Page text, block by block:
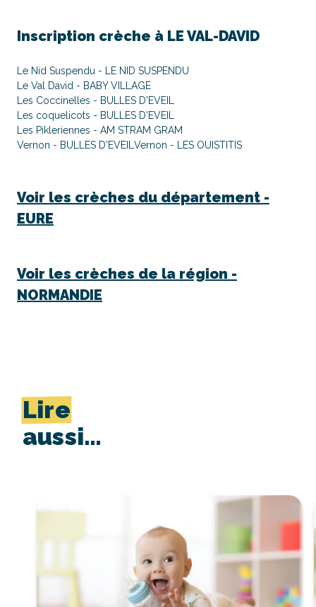
Inscription crèche à LE VAL-DAVID
Le Nid Suspendu - LE NID SUSPENDU
Le Val David - BABY VILLAGE
Les Coccinelles - BULLES D'EVEIL
Les coquelicots - BULLES D'EVEIL
Les Pikleriennes - AM STRAM GRAM
Vernon - BULLES D'EVEIL Vernon - LES OUISTITIS
Voir les crèches du département -
EURE
Voir les crèches de la région -
NORMANDIE
Lire
aussi…